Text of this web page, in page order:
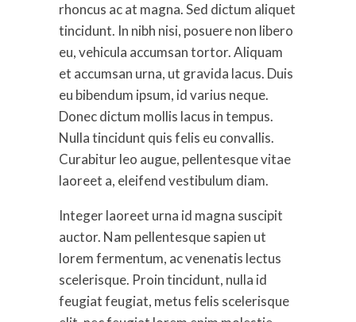
rhoncus ac at magna. Sed dictum aliquet
tincidunt. In nibh nisi, posuere non libero
eu, vehicula accumsan tortor. Aliquam
et accumsan urna, ut gravida lacus. Duis
eu bibendum ipsum, id varius neque.
Donec dictum mollis lacus in tempus.
Nulla tincidunt quis felis eu convallis.
Curabitur leo augue, pellentesque vitae
laoreet a, eleifend vestibulum diam.
Integer laoreet urna id magna suscipit
auctor. Nam pellentesque sapien ut
lorem fermentum, ac venenatis lectus
scelerisque. Proin tincidunt, nulla id
feugiat feugiat, metus felis scelerisque